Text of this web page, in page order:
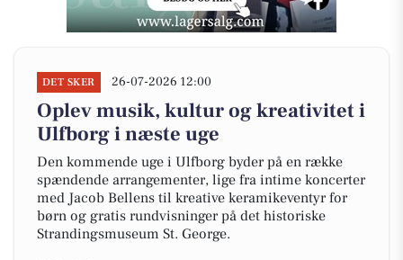
DET SKER 26-07-2026 12:00
Oplev musik, kultur og kreativitet i
Ulfborg i næste uge
Den kommende uge i Ulfborg byder på en række
spændende arrangementer, lige fra intime koncerter
med Jacob Bellens til kreative keramikeventyr for
børn og gratis rundvisninger på det historiske
Strandingsmuseum St. George.